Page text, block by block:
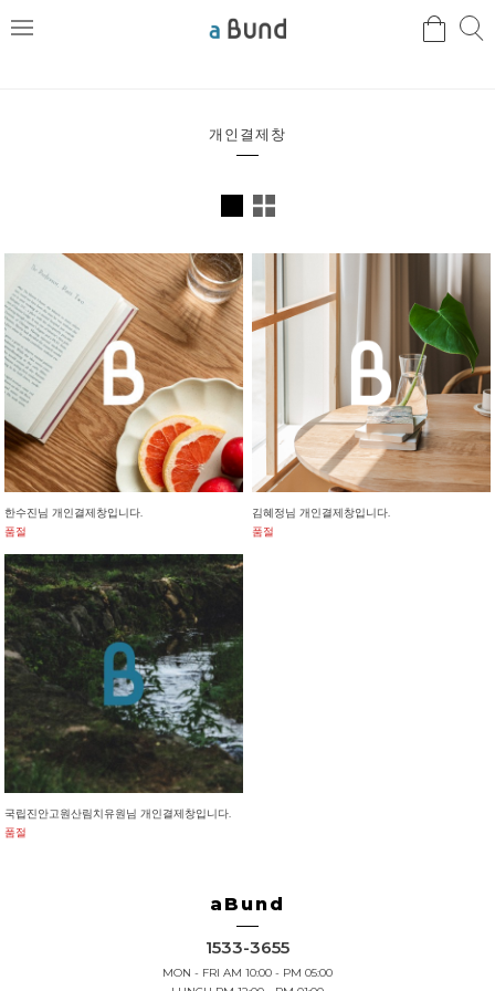
메
검
개인결제창
한수진님 개인결제창입니다.
품절
김혜정님 개인결제창입니다.
품절
국립진안고원산림치유원님 개인결제창입니다.
품절
aBund
1533-3655
MON - FRI AM 10:00 - PM 05:00